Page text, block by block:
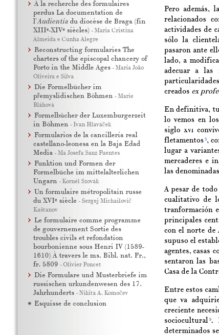
À la recherche des formulaires
perdus La documentation de
l'Audientiadu diocèse de Braga (fin
XIIIe-XIVesiècles) -Maria Cristina
Almeida e Cunha Alegre
Reconstructing formularies The
charters of the episcopal chancery of
Porto in the Middle Ages -Maria João
Oliveira e Silva
Die Formelbücher im
přemyslidischen Böhmen -Marie
Bláhová
Formelbücher der Luxemburgerzeit
in Böhmen -Ivan Hlaváček
Formularios de la cancillería real
castellano-leonesa en la Baja Edad
Media -MaJosefa Sanz Fuentes
Funktion und Formen der
Formelbüche im mittelalterlichen
Ungarn - Kornél Szovák
Un formulaire métropolitain russe
du XVIesiècle -Sergej Michailovič
Kaštanov
Le formulaire comme programme
de gouvernement Sortie des
troubles civils et refondation
bourbonienne sous Henri IV (1589-
1610) À travers le ms. Bibl. nat. Fr.,
fr. 5809 -Olivier Poncet
Die Formulare und Musterbriefe im
russischen urkundenwesen des 17.
Jahrhunderts -Nikita A. Komočev
Esquisse de conclusion
Pero además,
relacionados
actividades de
sólo la
pasaron ante
lado, a
adecuar a las
creados ex
En definitiva,
lo vemos en
siglo xvi
fletamentos 5,
lugar a
mercaderes e
las
A pesar de
cualitativo de
tranformación
principales
con el norte de
supuso el
agentes, casas
sentaron las
Casa de la
Entre estos
que va
creciente
sociocultural 9.
determinados